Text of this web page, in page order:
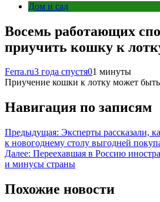
Дом и сад
Восемь работающих
приучить кошку к
Ferra.ru3 года спустя01 минуты
Приучение кошки к лотку может
Навигация по записям
Предыдущая: Эксперты рассказали,
к новогоднему столу выгодней
Далее: Переехавшая в Россию
и минусы страны
Похожие новости